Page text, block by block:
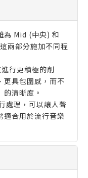
為 Mid (中央) 和
兩部分施加不同程
行更積極的削
更具包圍感，而不
清晰度。
處理，可以讓人聲
適合用於流行音樂